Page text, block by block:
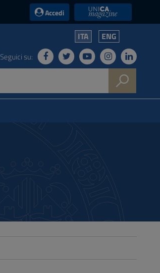
Accedi UniCA News
ITA ENG
Seguici su: